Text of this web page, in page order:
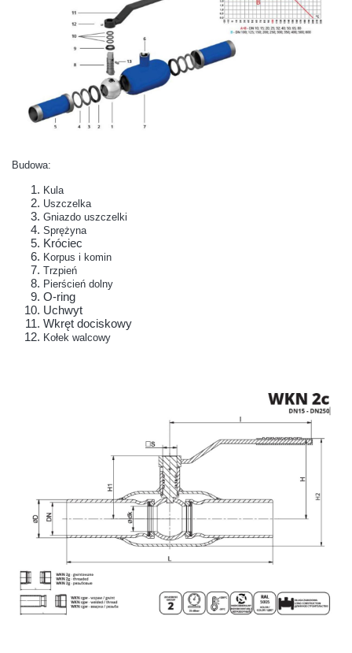
Budowa:
Kula
Uszczelka
Gniazdo uszczelki
Sprężyna
Króciec
Korpus i komin
Trzpień
Pierścień dolny
O-ring
Uchwyt
Wkręt dociskowy
Kołek walcowy